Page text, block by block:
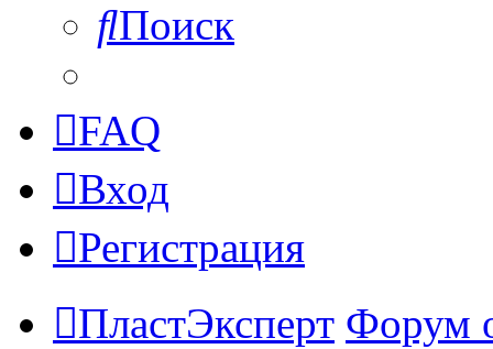
Поиск
FAQ
Вход
Регистрация
ПластЭксперт Форум